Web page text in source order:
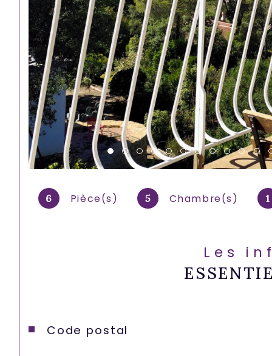
6 Pièce(s) 5 Chambre(s) 1
Les
Caractéristiques Valeurs
Code postal